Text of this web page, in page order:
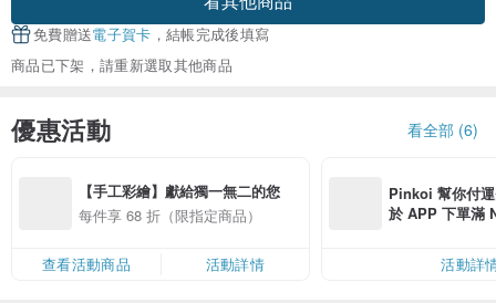
免費贈送電子賀卡 ，結帳完成後填寫
商品已下架，請重新選取其他商品
優惠活動 看全部 (6)
【手工彩繪】獻給獨一無二的您
每件享 68 折（限指定商品）
查看活動商品 活動詳情
Pinkoi 幫你付
於 APP 下單滿
活動詳